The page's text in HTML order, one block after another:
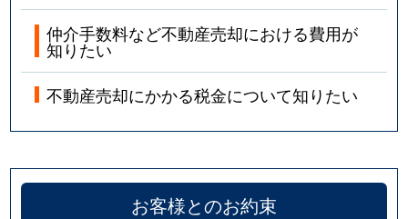
仲介手数料など不動産売却における費用が
知りたい
不動産売却にかかる税金について知りたい
お客様とのお約束